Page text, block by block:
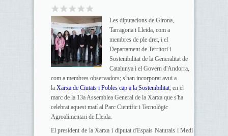
Les diputacions de Girona,
Tarragona i Lleida, com a
membres de ple dret, i el
Departament de Territori i
Sostenibilitat de la Generalitat de
Catalunya i el Govern d'Andorra,
com a membres observadors; s'han incorporat avui a
la Xarxa de Ciutats i Pobles cap a la Sostenibilitat, en el
marc de la 13a Assemblea General de la Xarxa que s'ha
celebrat aquest matí al Parc Científic i Tecnològic
Agroalimentari de Lleida.
El president de la Xarxa i diputat d'Espais Naturals i Medi